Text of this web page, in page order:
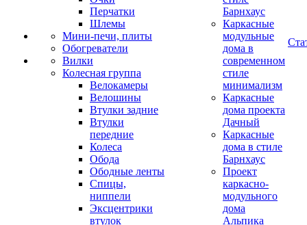
Перчатки
Шлемы
Мини-печи, плиты
Обогреватели
Вилки
Колесная группа
Велокамеры
Велошины
Втулки задние
Втулки
передние
Колеса
Обода
Ободные ленты
Спицы,
ниппели
Эксцентрики
втулок
Барнхаус
Каркасные
модульные
дома в
современном
стиле
минимализм
Каркасные
дома проекта
Дачный
Каркасные
дома в стиле
Барнхаус
Проект
каркасно-
модульного
дома
Альпика